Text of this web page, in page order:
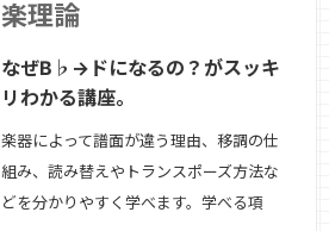
楽理論
なぜB♭→ドになるの？がスッキ
リわかる講座。
楽器によって譜面が違う理由、移調の仕
組み、読み替えやトランスポーズ方法な
どを分かりやすく学べます。学べる項